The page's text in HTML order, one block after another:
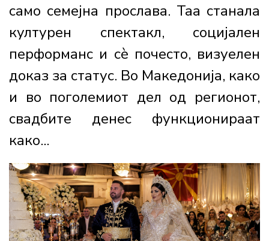
само семејна прослава. Таа станала
културен спектакл, социјален
перформанс и сè почесто, визуелен
доказ за статус. Во Македонија, како
и во поголемиот дел од регионот,
свадбите денес функционираат
како...